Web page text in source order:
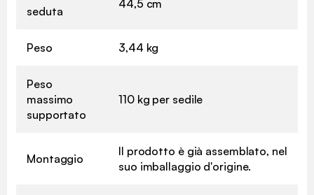
seduta
44,5 cm
Peso 3,44 kg
Peso
massimo
supportato
110 kg per sedile
Montaggio
Il prodotto è già assemblato, nel
suo imballaggio d'origine.